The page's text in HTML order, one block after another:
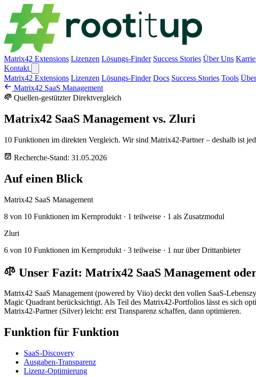
Matrix42 Extensions Lizenzen Lösungs-Finder Success Stories Über Uns
Kontakt
Matrix42 Extensions Lizenzen Lösungs-Finder Docs Success Stories Tools
Matrix42 SaaS Management
Quellen-gestützter Direktvergleich
Matrix42 SaaS Management vs. Zluri
10 Funktionen im direkten Vergleich. Wir sind Matrix42-Partner – deshalb ist
Recherche-Stand: 31.05.2026
Auf einen Blick
Matrix42 SaaS Management
8 von 10 Funktionen im Kernprodukt · 1 teilweise · 1 als Zusatzmodul
Zluri
6 von 10 Funktionen im Kernprodukt · 3 teilweise · 1 nur über Drittanbieter
Unser Fazit: Matrix42 SaaS Management
Matrix42 SaaS Management (powered by Viio) deckt den vollen SaaS-
Magic Quadrant berücksichtigt. Als Teil des Matrix42-Portfolios lässt es sich
Matrix42-Partner (Silver) leicht: erst Transparenz schaffen, dann optimieren.
Funktion für Funktion
SaaS-Discovery
Ausgaben-Transparenz
Lizenz-Optimierung